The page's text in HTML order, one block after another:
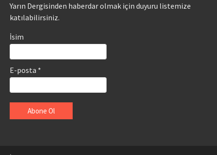
Yarın Dergisinden haberdar olmak için duyuru listemize
katılabilirsiniz.
İsim
E-posta *